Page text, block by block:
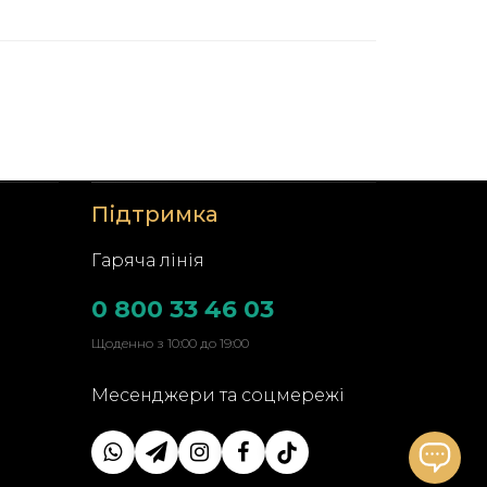
Підтримка
Гаряча лінія
0 800 33 46 03
Щоденно з 10:00 до 19:00
Месенджери та соцмережі